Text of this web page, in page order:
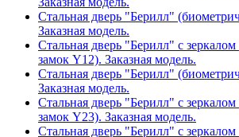
Стальная дверь "Берилл"
Заказная модель.
Стальная дверь "Берилл" с
замок Y12). Заказная модель.
Стальная дверь "Берилл"
Заказная модель.
Стальная дверь "Берилл" с
замок Y23). Заказная модель.
Стальная дверь "Берилл" с